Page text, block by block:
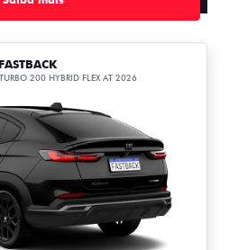
FASTBACK
200 HYBRID FLEX AT 2026